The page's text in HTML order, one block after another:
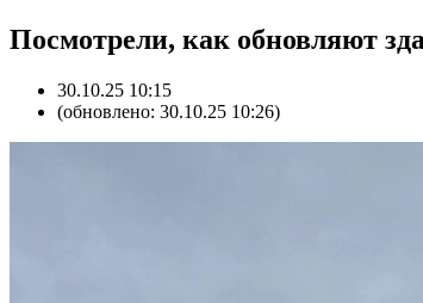
Посмотрели, как обновляют
30.10.25 10:15
(обновлено: 30.10.25 10:26)